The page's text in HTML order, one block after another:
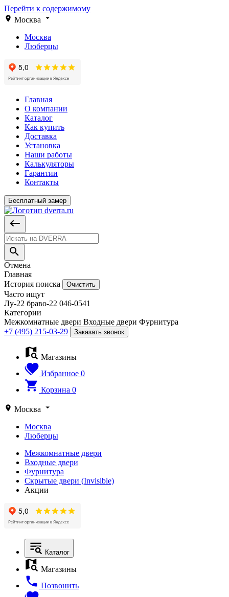
Перейти к содержимому
Москва
Москва
Люберцы
Главная
О компании
Каталог
Как купить
Доставка
Установка
Наши работы
Калькуляторы
Гарантии
Контакты
Бесплатный замер
Отмена
Главная
История поиска
Очистить
Часто ищут
Лу-22 браво-22 046-0541
Категории
Межкомнатные двери Входные двери Фурнитура
+7 (495) 215-03-29
Заказать звонок
Магазины
Избранное 0
Корзина 0
Москва
Москва
Люберцы
Межкомнатные двери
Входные двери
Фурнитура
Скрытые двери (Invisible)
Акции
Каталог
Магазины
Позвонить